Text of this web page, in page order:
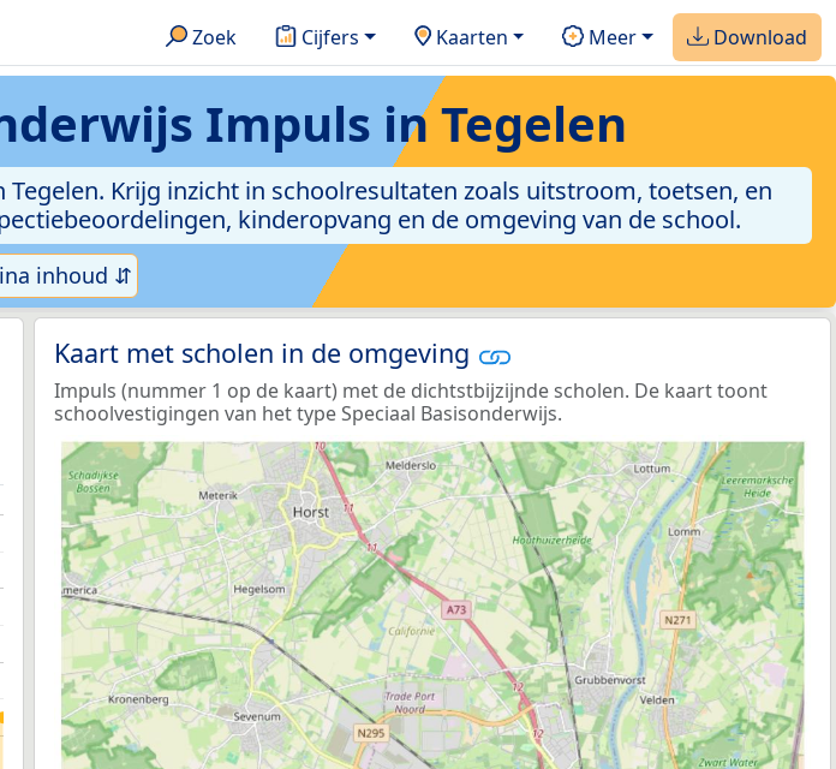
Zoek Cijfers Kaarten Meer Download
Impuls in Tegelen
Krijg inzicht in schoolresultaten zoals uitstroom, toetsen, en
kinderopvang en de omgeving van de school.
inhoud ⇵
Kaart met scholen in de omgeving
Impuls (nummer 1 op de kaart) met de dichtstbijzijnde scholen. De kaart toont
schoolvestigingen van het type Speciaal Basisonderwijs.